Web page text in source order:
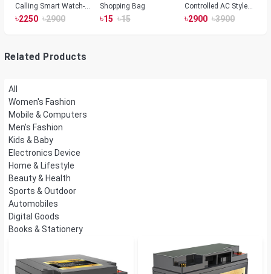
Calling Smart Watch-
Silver Color
৳2250 ৳2900
Shopping Bag
৳15 ৳15
Controlled AC Style
Room Heater 1800
৳2900 ৳3900
Related Products
All
Women's Fashion
Mobile & Computers
Men's Fashion
Kids & Baby
Electronics Device
Home & Lifestyle
Beauty & Health
Sports & Outdoor
Automobiles
Digital Goods
Books & Stationery